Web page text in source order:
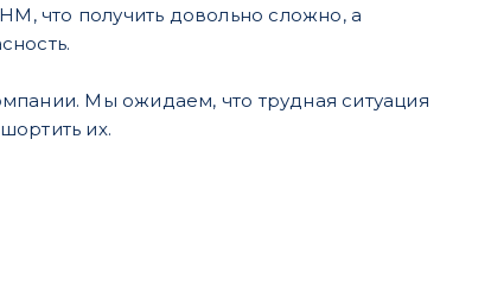
что получить довольно сложно, а
Мы ожидаем, что трудная ситуация
их.